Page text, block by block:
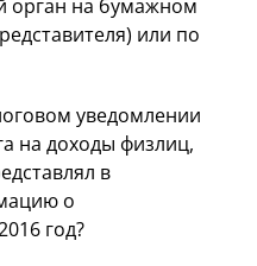
орган на бумажном
или по
уведомлении
на доходы физлиц,
в
о
год?